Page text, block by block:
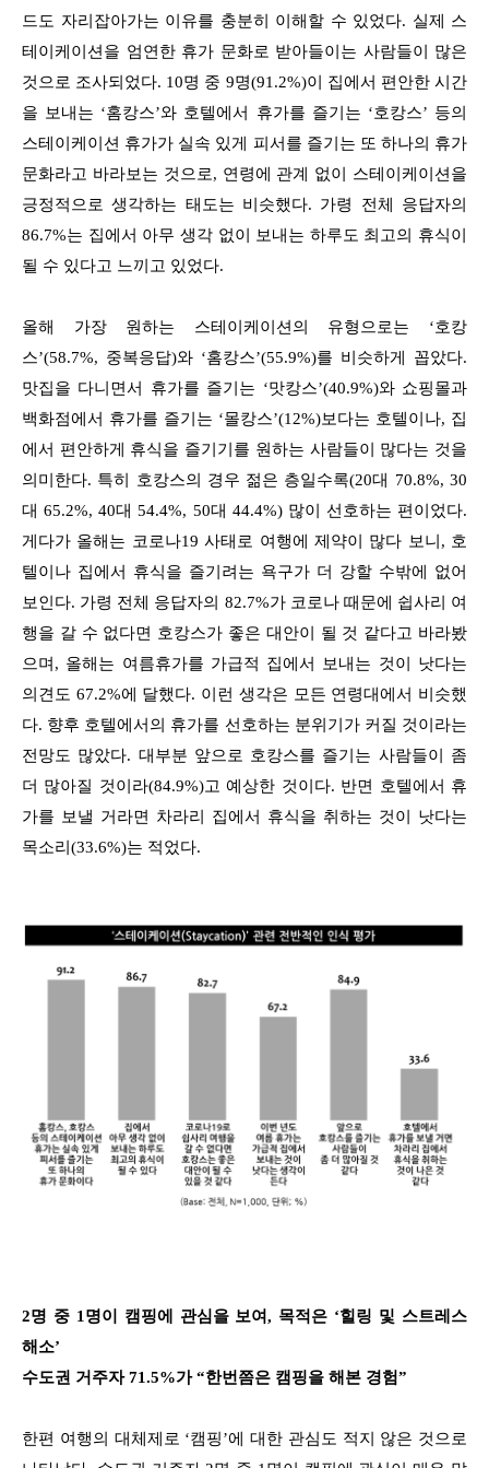
드도 자리잡아가는 이유를 충분히 이해할 수 있었다. 실제 스
테이케이션을 엄연한 휴가 문화로 받아들이는 사람들이 많은
것으로 조사되었다. 10명 중 9명(91.2%)이 집에서 편안한 시간
을 보내는 ‘홈캉스’와 호텔에서 휴가를 즐기는 ‘호캉스’ 등의
스테이케이션 휴가가 실속 있게 피서를 즐기는 또 하나의 휴가
문화라고 바라보는 것으로, 연령에 관계 없이 스테이케이션을
긍정적으로 생각하는 태도는 비슷했다. 가령 전체 응답자의
86.7%는 집에서 아무 생각 없이 보내는 하루도 최고의 휴식이
될 수 있다고 느끼고 있었다.
올해 가장 원하는 스테이케이션의 유형으로는 ‘호캉
스’(58.7%, 중복응답)와 ‘홈캉스’(55.9%)를 비슷하게 꼽았다.
맛집을 다니면서 휴가를 즐기는 ‘맛캉스’(40.9%)와 쇼핑몰과
백화점에서 휴가를 즐기는 ‘몰캉스’(12%)보다는 호텔이나, 집
에서 편안하게 휴식을 즐기기를 원하는 사람들이 많다는 것을
의미한다. 특히 호캉스의 경우 젊은 층일수록(20대 70.8%, 30
대 65.2%, 40대 54.4%, 50대 44.4%) 많이 선호하는 편이었다.
게다가 올해는 코로나19 사태로 여행에 제약이 많다 보니, 호
텔이나 집에서 휴식을 즐기려는 욕구가 더 강할 수밖에 없어
보인다. 가령 전체 응답자의 82.7%가 코로나 때문에 쉽사리 여
행을 갈 수 없다면 호캉스가 좋은 대안이 될 것 같다고 바라봤
으며, 올해는 여름휴가를 가급적 집에서 보내는 것이 낫다는
의견도 67.2%에 달했다. 이런 생각은 모든 연령대에서 비슷했
다. 향후 호텔에서의 휴가를 선호하는 분위기가 커질 것이라는
전망도 많았다. 대부분 앞으로 호캉스를 즐기는 사람들이 좀
더 많아질 것이라(84.9%)고 예상한 것이다. 반면 호텔에서 휴
가를 보낼 거라면 차라리 집에서 휴식을 취하는 것이 낫다는
목소리(33.6%)는 적었다.
2명 중 1명이 캠핑에 관심을 보여, 목적은 ‘힐링 및 스트레스
해소’
수도권 거주자 71.5%가 “한번쯤은 캠핑을 해본 경험”
한편 여행의 대체제로 ‘캠핑’에 대한 관심도 적지 않은 것으로